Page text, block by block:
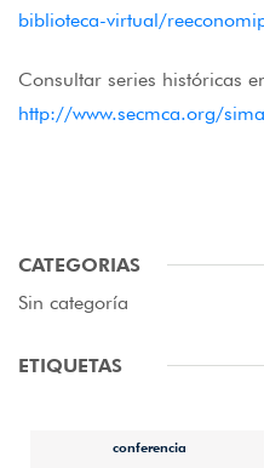
biblioteca-virtual/
Consultar series históricas
http://www.secmca.org/
CATEGORIAS
Sin categoría
ETIQUETAS
conferencia